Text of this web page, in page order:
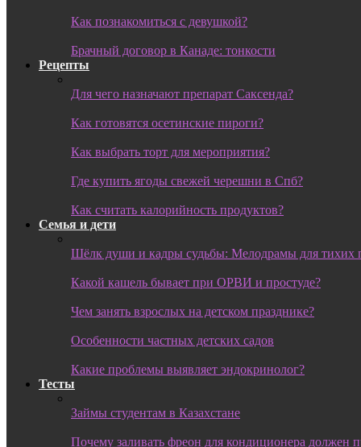
Как познакомиться с девушкой?
Брачный договор в Канаде: тонкости
Рецепты
Для чего назначают препарат Саксенда?
Как готовятся осетинские пироги?
Как выбрать торт для мероприятия?
Где купить ягоды свежей черешни в Спб?
Как считать калорийность продуктов?
Семья и дети
Шёлк души и кадры судьбы: Мелодрамы для тихих
Какой кашель бывает при ОРВИ и простуде?
Чем занять взрослых на детском празднике?
Особенности частных детских садов
Какие проблемы выявляет эндокринолог?
Тесты
Займы студентам в Казахстане
Почему заливать фреон для кондиционера должен